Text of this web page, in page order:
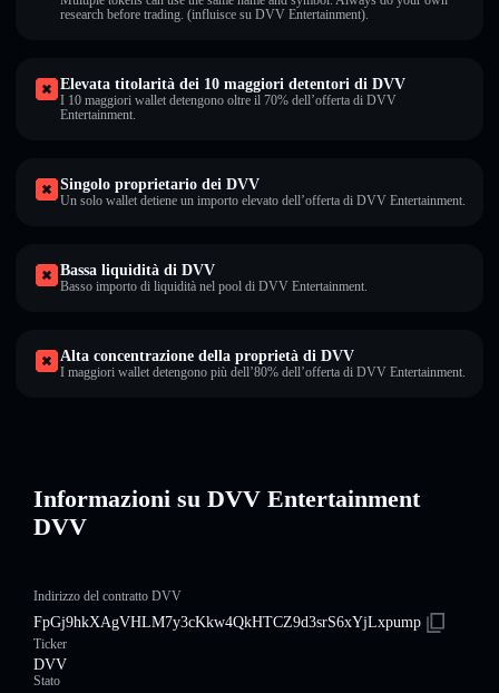
research before trading. (influisce su DVV Entertainment).
Elevata titolarità dei 10 maggiori detentori di DVV
I 10 maggiori wallet detengono oltre il 70% dell’offerta di DVV
Entertainment.
Singolo proprietario dei DVV
Un solo wallet detiene un importo elevato dell’offerta di DVV Entertainment.
Bassa liquidità di DVV
Basso importo di liquidità nel pool di DVV Entertainment.
Alta concentrazione della proprietà di DVV
I maggiori wallet detengono più dell’80% dell’offerta di DVV Entertainment.
Informazioni su DVV Entertainment
DVV
Indirizzo del contratto DVV
FpGj9hkXAgVHLM7y3cKkw4QkHTCZ9d3srS6xYjLxpump
Ticker
DVV
Stato